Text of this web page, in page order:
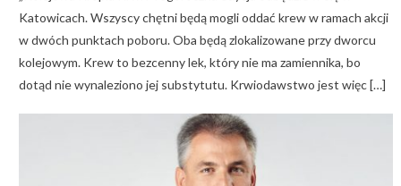
Katowicach. Wszyscy chętni będą mogli oddać krew w ramach akcji
w dwóch punktach poboru. Oba będą zlokalizowane przy dworcu
kolejowym. Krew to bezcenny lek, który nie ma zamiennika, bo
dotąd nie wynaleziono jej substytutu. Krwiodawstwo jest więc […]